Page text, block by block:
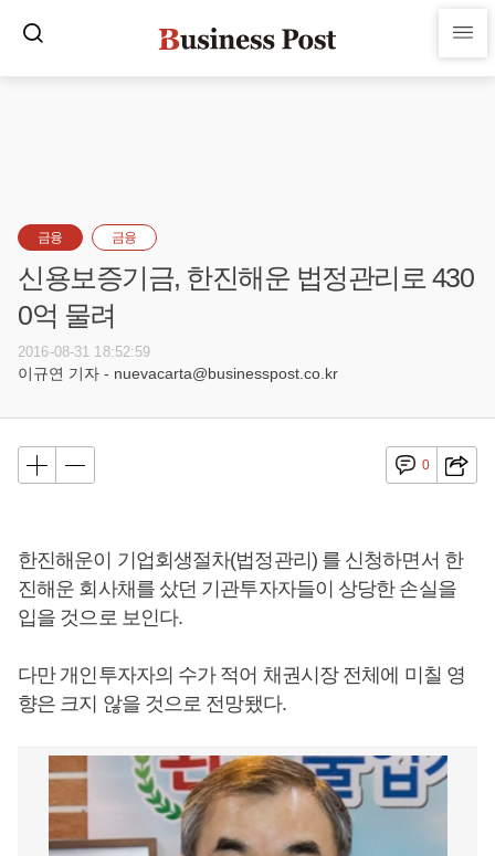
금융 금융
신용보증기금, 한진해운 법정관리로 430
0억 물려
2016-08-31 18:52:59
이규연 기자 - nuevacarta@businesspost.co.kr
0
한진해운이 기업회생절차(법정관리) 를 신청하면서 한
진해운 회사채를 샀던 기관투자자들이 상당한 손실을
입을 것으로 보인다.
다만 개인투자자의 수가 적어 채권시장 전체에 미칠 영
향은 크지 않을 것으로 전망됐다.